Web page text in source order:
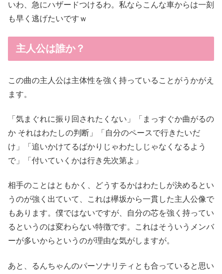
いわ、急にハザードつけるわ。私ならこんな車からは一刻
も早く逃げたいですｗ
主人公は誰か？
この曲の主人公は主体性を強く持っていることがうかがえ
ます。
「気まぐれに振り回されたくない」「まっすぐか曲がるの
か それはわたしの判断」「自分のペースで行きたいだ
け」「追いかけてるばかりじゃわたしじゃなくなるよう
で」「付いていくかは行き先次第よ」
相手のことはともかく、どうするかはわたしが決めるとい
うのが強く出ていて、これは欅坂から一貫した主人公像で
もあります。僕ではないですが、自分の芯を強く持ってい
るというのは変わらない特徴です。これはそういうメンバ
ーが多いからというのが理由な気がしますが。
あと、るんちゃんのパーソナリティとも合っていると思い